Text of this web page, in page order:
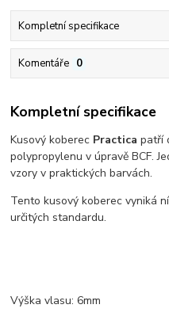
Kompletní specifikace
Komentáře 0
Kompletní specifikace
Kusový koberec Practica patří
polypropylenu v úpravě BCF.
vzory v praktických barvách.
Tento kusový koberec vyniká
určitých standardu.
Výška vlasu: 6mm